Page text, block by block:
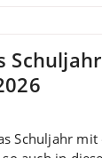
Schuljahr